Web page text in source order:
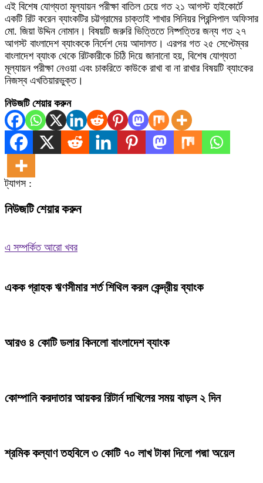
এই বিশেষ যোগ্যতা মূল্যায়ন পরীক্ষা বাতিল চেয়ে গত ২১ আগস্ট হাইকোর্টে
একটি রিট করেন ব্যাংকটির চট্টগ্রামের চাক্তাই শাখার সিনিয়র প্রিন্সিপাল অফিসার
মো. জিয়া উদ্দিন নোমান। বিষয়টি জরুরি ভিত্তিতে নিষ্পত্তির জন্য গত ২৭
আগস্ট বাংলাদেশ ব্যাংককে নির্দেশ দেয় আদালত। এরপর গত ২৫ সেপ্টেম্বর
বাংলাদেশ ব্যাংক থেকে রিটকারীকে চিঠি দিয়ে জানানো হয়, বিশেষ যোগ্যতা
মূল্যায়ন পরীক্ষা নেওয়া এবং চাকরিতে কাউকে রাখা বা না রাখার বিষয়টি ব্যাংকের
নিজস্ব এখতিয়ারভুক্ত।
নিউজটি শেয়ার করুন
ট্যাগস :
নিউজটি শেয়ার করুন
এ সম্পর্কিত আরো খবর
একক গ্রাহক ঋণসীমার শর্ত শিথিল করল কেন্দ্রীয় ব্যাংক
আরও ৪ কোটি ডলার কিনলো বাংলাদেশ ব্যাংক
কোম্পানি করদাতার আয়কর রিটার্ন দাখিলের সময় বাড়ল ২ দিন
শ্রমিক কল্যাণ তহবিলে ৩ কোটি ৭০ লাখ টাকা দিলো পদ্মা অয়েল